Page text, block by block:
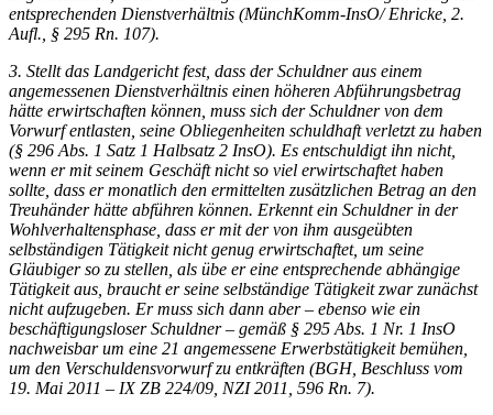
entsprechenden Dienstverhältnis (MünchKomm-InsO/ Ehricke, 2.
Aufl., § 295 Rn. 107).
3. Stellt das Landgericht fest, dass der Schuldner aus einem
angemessenen Dienstverhältnis einen höheren Abführungsbetrag
hätte erwirtschaften können, muss sich der Schuldner von dem
Vorwurf entlasten, seine Obliegenheiten schuldhaft verletzt zu haben
(§ 296 Abs. 1 Satz 1 Halbsatz 2 InsO). Es entschuldigt ihn nicht,
wenn er mit seinem Geschäft nicht so viel erwirtschaftet haben
sollte, dass er monatlich den ermittelten zusätzlichen Betrag an den
Treuhänder hätte abführen können. Erkennt ein Schuldner in der
Wohlverhaltensphase, dass er mit der von ihm ausgeübten
selbständigen Tätigkeit nicht genug erwirtschaftet, um seine
Gläubiger so zu stellen, als übe er eine entsprechende abhängige
Tätigkeit aus, braucht er seine selbständige Tätigkeit zwar zunächst
nicht aufzugeben. Er muss sich dann aber – ebenso wie ein
beschäftigungsloser Schuldner – gemäß § 295 Abs. 1 Nr. 1 InsO
nachweisbar um eine 21 angemessene Erwerbstätigkeit bemühen,
um den Verschuldensvorwurf zu entkräften (BGH, Beschluss vom
19. Mai 2011 – IX ZB 224/09, NZI2011, 596 Rn. 7).